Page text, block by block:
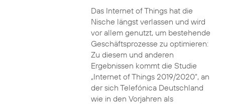
Das Internet of Things hat die
Nische längst verlassen und wird
vor allem genutzt, um bestehende
Geschäftsprozesse zu optimieren:
Zu diesem und anderen
Ergebnissen kommt die Studie
„Internet of Things 2019/2020“, an
der sich Telefónica Deutschland
wie in den Vorjahren als